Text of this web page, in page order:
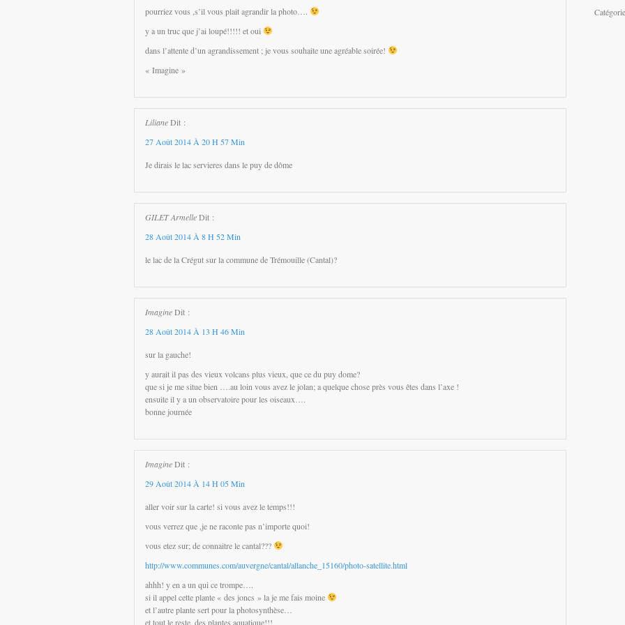
pourriez vous ,s’il vous plait agrandir la photo….
y a un truc que j’ai loupé!!!!! et oui
dans l’attente d’un agrandissement ; je vous souhaite une agréable soirée!
« Imagine »
LilianeDit :
27 Août 2014 À 20 H 57 Min
Je dirais le lac servieres dans le puy de dôme
GILET ArmelleDit :
28 Août 2014 À 8 H 52 Min
le lac de la Crégut sur la commune de Trémouille (Cantal)?
ImagineDit :
28 Août 2014 À 13 H 46 Min
sur la gauche!
y aurait il pas des vieux volcans plus vieux, que ce du puy dome?
que si je me situe bien ….au loin vous avez le jolan; a quelque chose près vous êtes dans l’axe !
ensuite il y a un observatoire pour les oiseaux….
bonne journée
ImagineDit :
29 Août 2014 À 14 H 05 Min
aller voir sur la carte! si vous avez le temps!!!
vous verrez que ,je ne raconte pas n’importe quoi!
vous etez sur; de connaitre le cantal???
http://www.communes.com/auvergne/cantal/allanche_15160/photo-satellite.html
ahhh! y en a un qui ce trompe….
si il appel cette plante « des joncs » la je me fais moine
et l’autre plante sert pour la photosynthèse…
et tout le reste, des plantes aquatique!!!